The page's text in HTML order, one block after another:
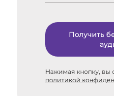
Получить
Нажимая кнопку, вы
политикой